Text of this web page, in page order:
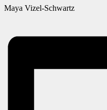
Maya Vizel-Schwartz